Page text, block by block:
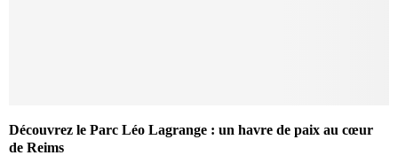
Découvrez le Parc Léo Lagrange : un havre de paix au cœur
de Reims